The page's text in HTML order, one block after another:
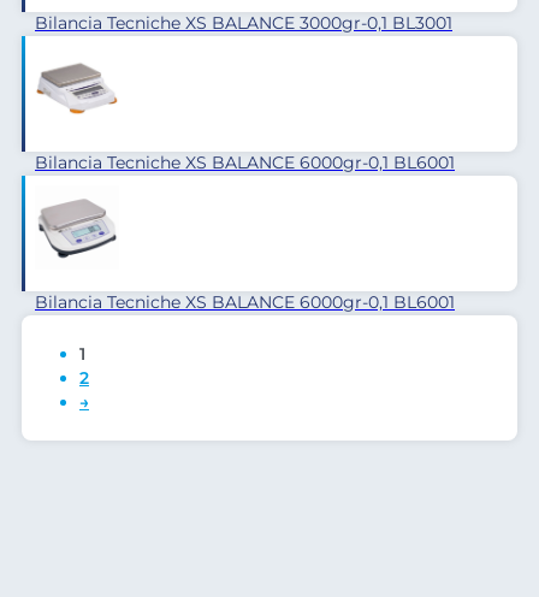
Bilancia Tecniche XS BALANCE 3000gr-0,1 BL3001
Bilancia Tecniche XS BALANCE 6000gr-0,1 BL6001
Bilancia Tecniche XS BALANCE 6000gr-0,1 BL6001
BASIC
1
2
→